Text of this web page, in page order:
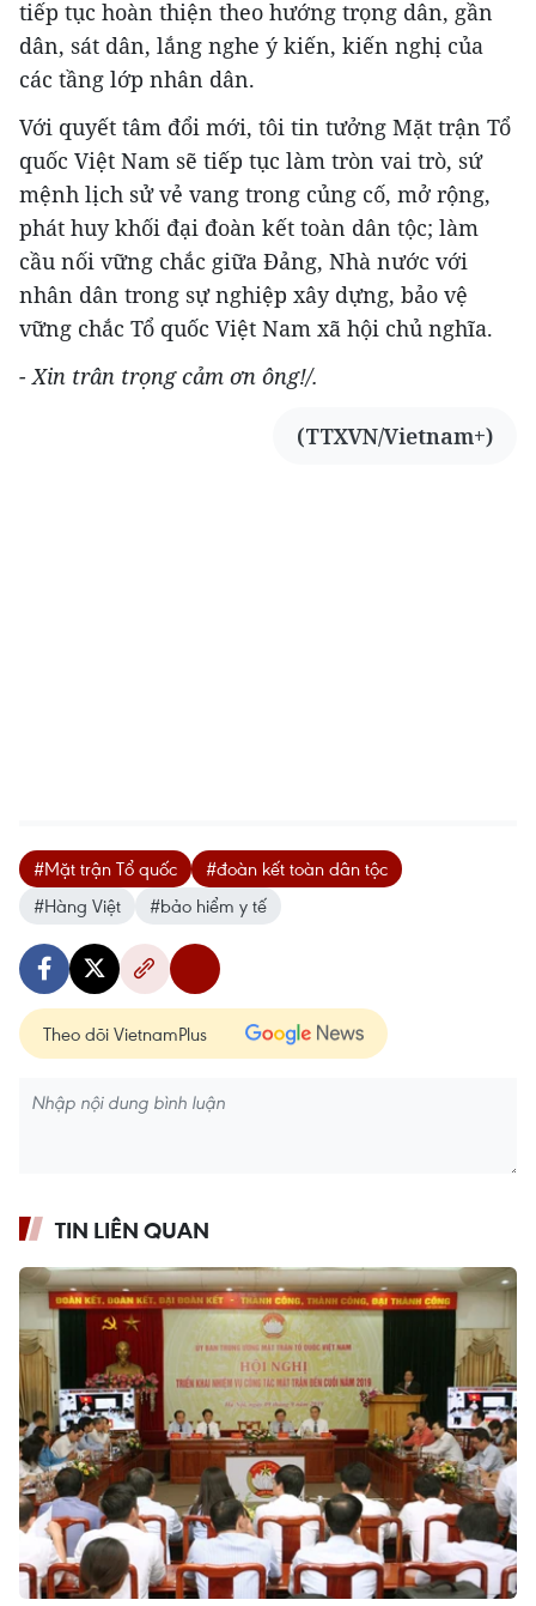
tiếp tục hoàn thiện theo hướng trọng dân, gần
dân, sát dân, lắng nghe ý kiến, kiến nghị của
các tầng lớp nhân dân.
Với quyết tâm đổi mới, tôi tin tưởng Mặt trận Tổ
quốc Việt Nam sẽ tiếp tục làm tròn vai trò, sứ
mệnh lịch sử vẻ vang trong củng cố, mở rộng,
phát huy khối đại đoàn kết toàn dân tộc; làm
cầu nối vững chắc giữa Đảng, Nhà nước với
nhân dân trong sự nghiệp xây dựng, bảo vệ
vững chắc Tổ quốc Việt Nam xã hội chủ nghĩa.
- Xin trân trọng cảm ơn ông!/.
(TTXVN/Vietnam+)
#Mặt trận Tổ quốc
#đoàn kết toàn dân tộc
#Hàng Việt
#bảo hiểm y tế
Theo dõi VietnamPlus
TIN LIÊN QUAN